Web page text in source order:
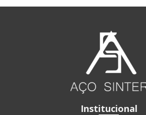
Institucional